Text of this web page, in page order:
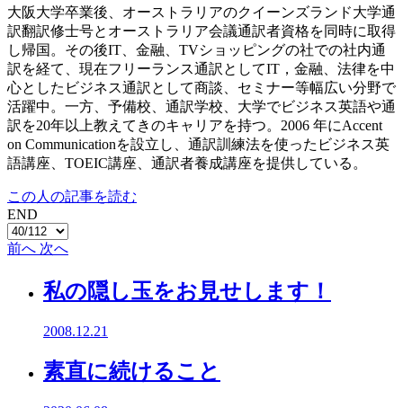
大阪大学卒業後、オーストラリアのクイーンズランド大学通
訳翻訳修士号とオーストラリア会議通訳者資格を同時に取得
し帰国。その後IT、金融、TVショッピングの社での社内通
訳を経て、現在フリーランス通訳としてIT，金融、法律を中
心としたビジネス通訳として商談、セミナー等幅広い分野で
活躍中。一方、予備校、通訳学校、大学でビジネス英語や通
訳を20年以上教えてきのキャリアを持つ。2006 年にAccent
on Communicationを設立し、通訳訓練法を使ったビジネス英
語講座、TOEIC講座、通訳者養成講座を提供している。
この人の記事を読む
END
前へ 次へ
私の隠し玉をお見せします！
2008.12.21
素直に続けること